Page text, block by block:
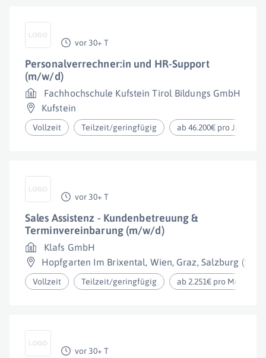
vor 30+ T
Personalverrechner:in und HR-Support
(m/w/d)
Fachhochschule Kufstein Tirol Bildungs GmbH
Kufstein
Vollzeit Teilzeit/geringfügig ab 46.200€ pro Jahr
vor 30+ T
Sales Assistenz - Kundenbetreuung &
Terminvereinbarung (m/w/d)
Klafs GmbH
Hopfgarten Im Brixental, Wien, Graz, Salzburg
Vollzeit Teilzeit/geringfügig ab 2.251€ pro Monat
vor 30+ T